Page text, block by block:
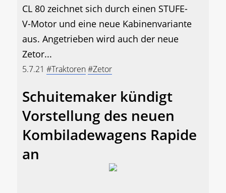
CL 80 zeichnet sich durch einen STUFE-
V-Motor und eine neue Kabinenvariante
aus. Angetrieben wird auch der neue
Zetor...
5.7.21 #Traktoren#Zetor
Schuitemaker kündigt
Vorstellung des neuen
Kombiladewagens Rapide
an